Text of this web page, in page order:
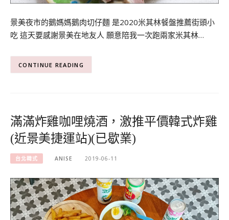
景美夜市的鵝媽媽鵝肉切仔麵 是2020米其林餐盤推薦街頭小
吃 這天要感謝景美在地友人 願意陪我一次跑兩家米其林…
CONTINUE READING
滿滿炸雞咖哩燒酒，激推平價韓式炸雞
(近景美捷運站)(已歇業)
台北韓式 ANISE 2019-06-11